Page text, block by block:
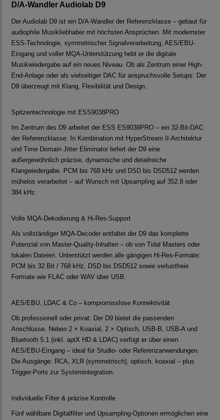
D/A-Wandler Audiolab D9
Der Audiolab D9 ist ein D/A-Wandler der Referenzklasse – gebaut für
audiophile Musikliebhaber mit höchsten Ansprüchen. Mit modernster
ESS-Technologie, symmetrischer Signalverarbeitung, AES/EBU-
Eingang und voller MQA-Unterstützung hebt er die digitale
Musikwiedergabe auf ein neues Niveau. Ob als Zentrum einer High-
End-Anlage oder als vielseitiger DAC für anspruchsvolle Setups: Der
D9 überzeugt mit Klang, Flexibilität und Design.
Spitzentechnologie mit ESS9038PRO
Im Zentrum des D9 arbeitet der ESS ES9038PRO – ein 32-Bit-DAC
der Referenzklasse. In Kombination mit HyperStream II-Architektur
und Time Domain Jitter Eliminator liefert der D9 eine
außergewöhnlich präzise, dynamische und detailreiche
Klangwiedergabe. PCM bis 768 kHz und DSD bis DSD512 werden
mühelos verarbeitet – auf Wunsch mit Upsampling auf 352,8 oder
384 kHz.
Volle MQA-Dekodierung & Hi-Res-Support
Als vollständiger MQA-Decoder entfaltet der D9 das komplette
Potenzial von Master-Quality-Inhalten – ob von Tidal Masters oder
lokalen Dateien. Unterstützt werden alle gängigen Hi-Res-Formate:
PCM bis 32 Bit / 768 kHz, DSD bis DSD512 sowie verlustfreie
Formate wie FLAC oder WAV über USB.
AES/EBU, LDAC & Co – kompromisslose Konnektivität
Ob professionell oder privat: Der D9 bietet die passenden
Anschlüsse. Neben 2 × Koaxial, 2 × Optisch, USB-B, USB-A und
Bluetooth 5.1 (inkl. aptX HD & LDAC) verfügt er über einen
AES/EBU-Eingang – ideal für Studio- oder Referenzanwendungen.
Die Ausgänge: RCA, XLR (symmetrisch), optisch, koaxial – plus
Trigger-Ports zur Systemintegration.
Individuelle Filter & präzise Kontrolle
Fünf wählbare Digitalfilter und Upsampling-Optionen ermöglichen eine